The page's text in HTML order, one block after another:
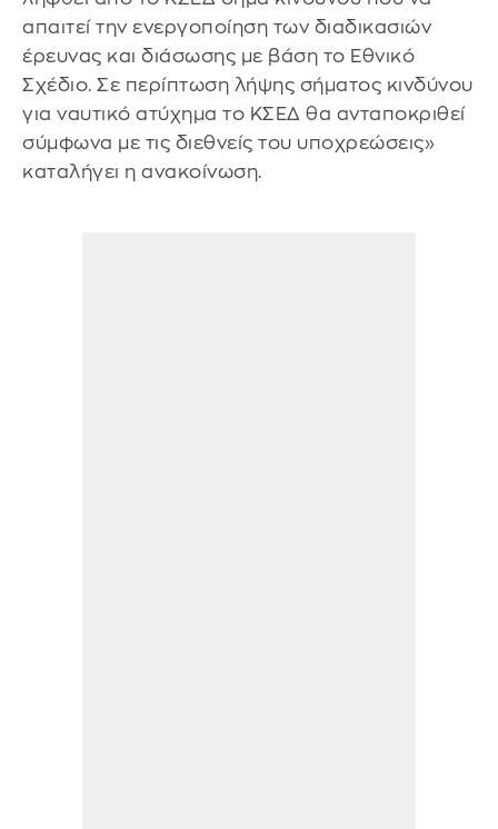
απαιτεί την ενεργοποίηση των διαδικασιών
έρευνας και διάσωσης με βάση το Εθνικό
Σχέδιο. Σε περίπτωση λήψης σήματος κινδύνου
για ναυτικό ατύχημα το ΚΣΕΔ θα ανταποκριθεί
σύμφωνα με τις διεθνείς του υποχρεώσεις»
καταλήγει η ανακοίνωση.